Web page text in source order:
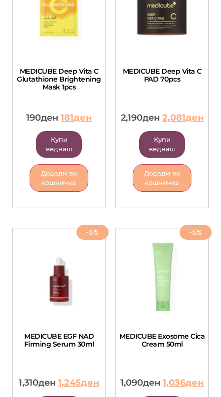
MEDICUBE Deep Vita C
Glutathione Brightening
Mask 1pcs
190ден 181ден
Купи
веднаш
Додади во
кошничка
MEDICUBE Deep Vita C
PAD 70pcs
2,190ден 2,081ден
Купи
веднаш
Додади во
кошничка
-5%
MEDICUBE EGF NAD
Firming Serum 30ml
1,310ден 1,245ден
-5%
MEDICUBE Exosome Cica
Cream 50ml
1,090ден 1,036ден